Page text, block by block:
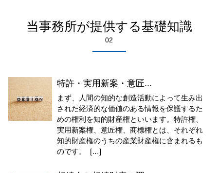
当事務所が提供する基礎知識
02
特許・実用新案・意匠...
まず、人間の知的な創造活動によって生み出
された経済的な価値のある情報を保護するた
めの権利を知的財産権といいます。特許権、
実用新案権、意匠権、商標権とは、それぞれ
知的財産権のうちの産業財産権に含まれるも
のです。 […]